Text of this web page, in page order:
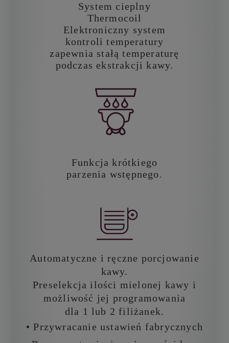
System cieplny
Thermocoil
Elektroniczny system
kontroli temperatury
zapewnia stałą temperaturę
podczas ekstrakcji kawy.
Funkcja krótkiego
parzenia wstępnego.
Automatyczne i ręczne porcjowanie
kawy.
Preselekcja ilości mielonej kawy i
możliwość jej programowania
dla 1 lub 2 filiżanek.
• Przywracanie ustawień fabrycznych